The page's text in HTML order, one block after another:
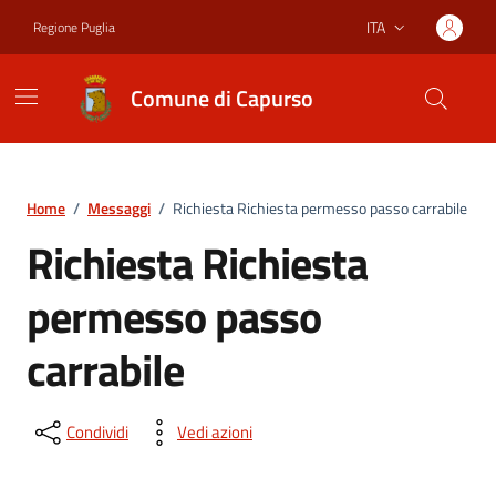
Regione Puglia Lingua attiva:
ITA
Comune di Capurso
Home / Messaggi / Richiesta Richiesta permesso passo carrabile
Richiesta Richiesta
permesso passo
carrabile
Condividi Vedi azioni